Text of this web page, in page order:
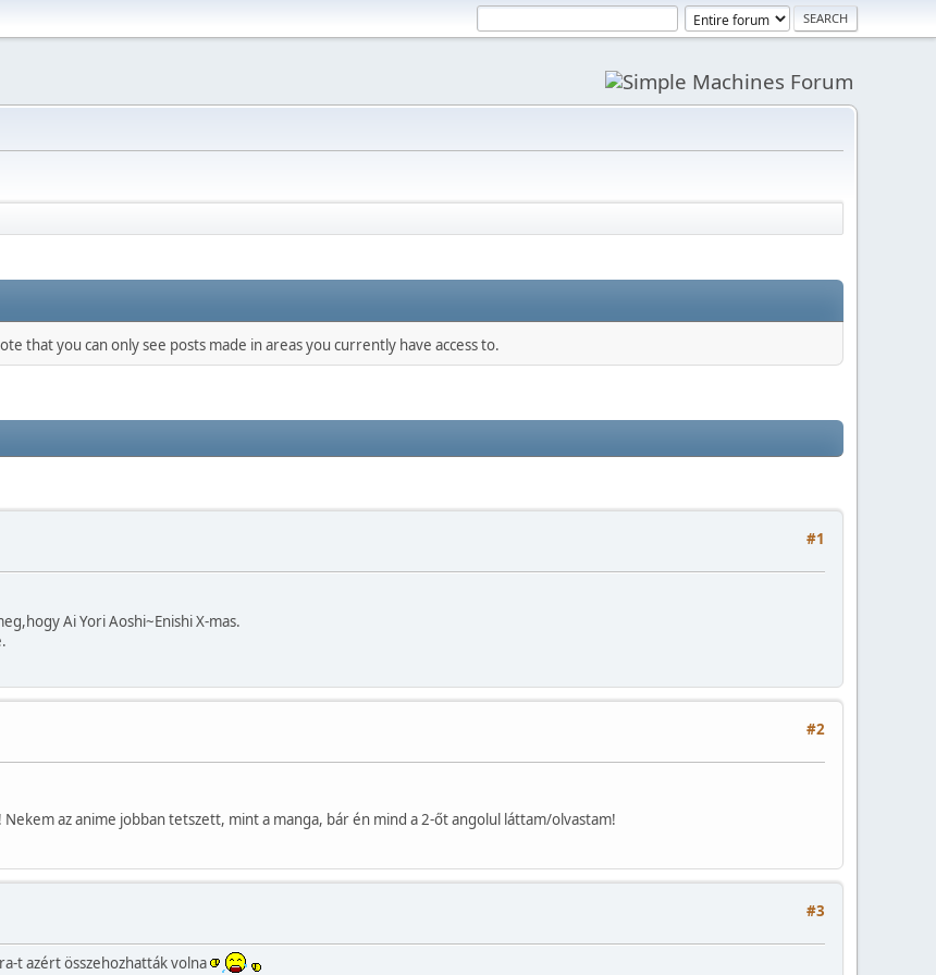
that you can only see posts made in areas you currently have access to.
#1
Ai Yori Aoshi~Enishi X-mas.
#2
az anime jobban tetszett, mint a manga, bár én mind a 2-őt angolul láttam/olvastam!
#3
t azért összehozhatták volna